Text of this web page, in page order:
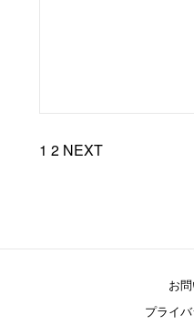
1 2 NEXT
お
プライ